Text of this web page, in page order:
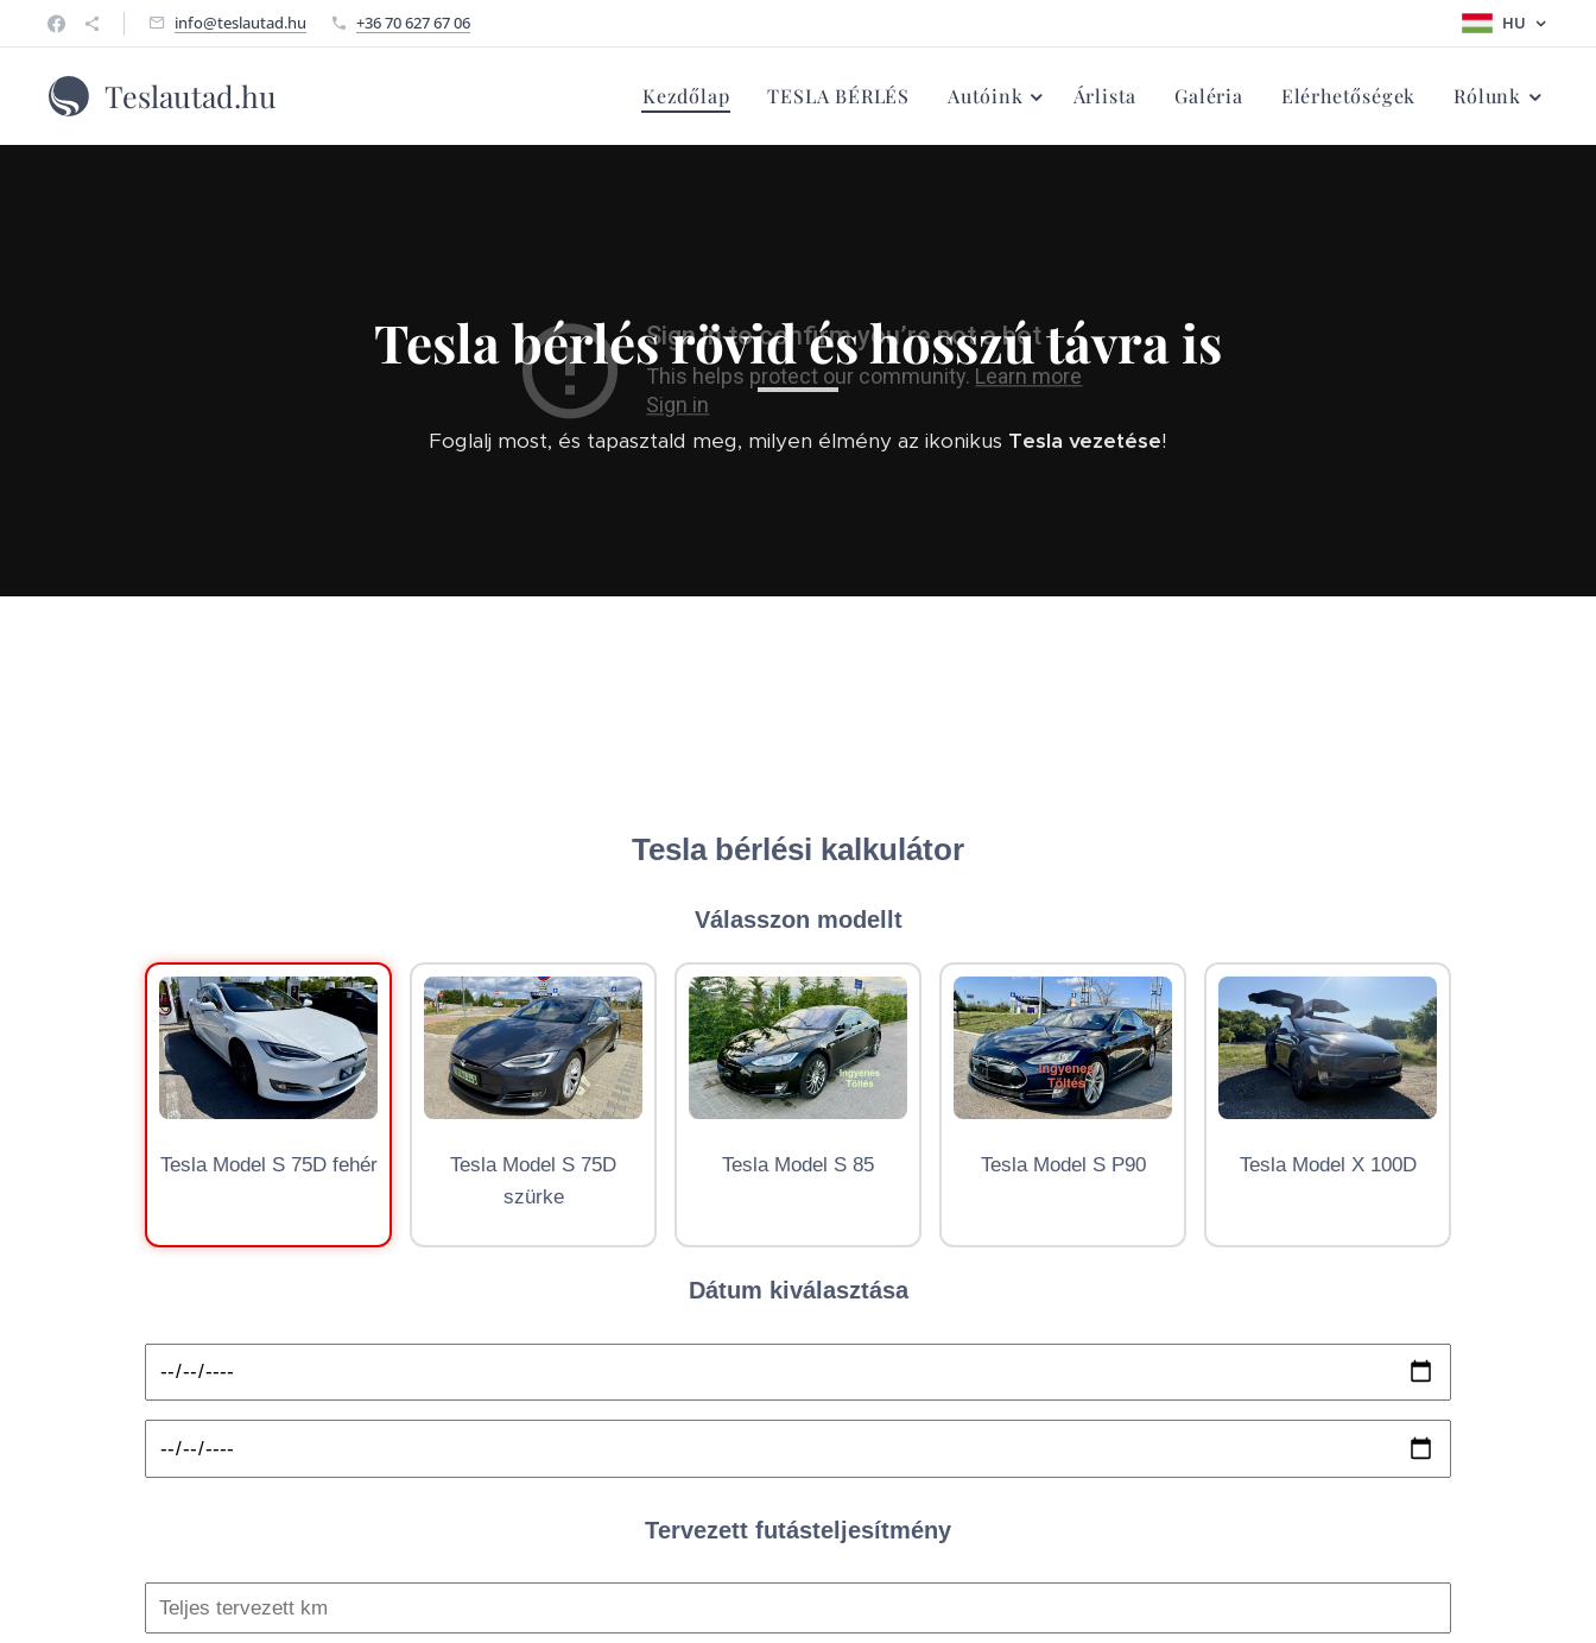
info@teslautad.hu +36 70 627 67 06 HU
Teslautad.hu Kezdőlap TESLA BÉRLÉS Autóink Árlista Galéria Elérhetőségek Rólunk
Tesla bérlés rövid és hosszú távra is
Foglalj most, és tapasztald meg, milyen élmény az ikonikus Tesla vezetése!
Tesla bérlési kalkulátor
Válasszon modellt
Tesla Model S 75D fehér
Tesla Model S 75D
szürke
Tesla Model S 85 Tesla Model S P90 Tesla Model X 100D
Dátum kiválasztása
Tervezett futásteljesítmény